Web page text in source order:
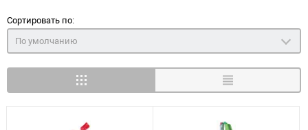
Сортировать по:
По умолчанию